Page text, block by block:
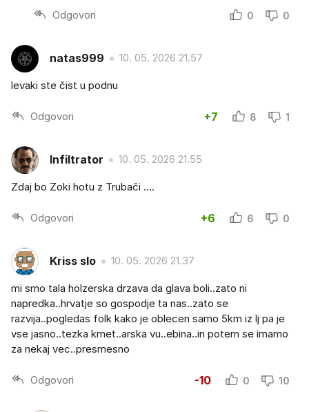
Odgovori 0 0
natas999 10. 05. 2026 21.57
levaki ste čist u podnu
Odgovori +7 8 1
Infiltrator 10. 05. 2026 21.55
Zdaj bo Zoki hotu z Trubači ....
Odgovori +6 6 0
Kriss slo 10. 05. 2026 21.37
mi smo tala holzerska drzava da glava boli..zato ni
napredka..hrvatje so gospodje ta nas..zato se
razvija..pogledas folk kako je oblecen samo 5km iz lj pa je
vse jasno..tezka kmet..arska vu..ebina..in potem se imamo
za nekaj vec..presmesno
Odgovori -10 0 10